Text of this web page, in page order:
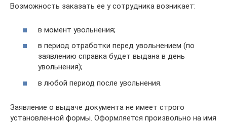
Возможность заказать ее у сотрудника возникает:
в момент увольнения;
в период отработки перед увольнением (по
заявлению справка будет выдана в день
увольнения);
в любой период после увольнения.
Заявление о выдаче документа не имеет строго
установленной формы. Оформляется произвольно на имя